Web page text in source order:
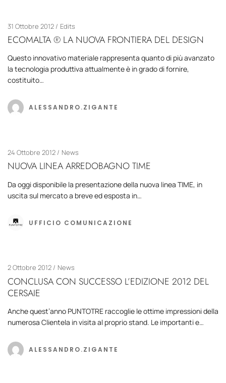
31 Ottobre 2012 Edits
ECOMALTA ® LA NUOVA FRONTIERA DEL DESIGN
Questo innovativo materiale rappresenta quanto di più avanzato
la tecnologia produttiva attualmente è in grado di fornire,
costituito…
ALESSANDRO.ZIGANTE
24 Ottobre 2012 News
NUOVA LINEA ARREDOBAGNO TIME
Da oggi disponibile la presentazione della nuova linea TIME, in
uscita sul mercato a breve ed esposta in…
UFFICIO COMUNICAZIONE
2 Ottobre 2012 News
CONCLUSA CON SUCCESSO L’EDIZIONE 2012 DEL
CERSAIE
Anche quest’anno PUNTOTRE raccoglie le ottime impressioni della
numerosa Clientela in visita al proprio stand. Le importanti e…
ALESSANDRO.ZIGANTE